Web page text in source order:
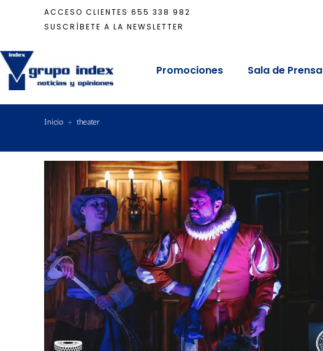
ACCESO CLIENTES 655 338 982
SUSCRÍBETE A LA NEWSLETTER
Promociones Sala de Prensa
Inicio + theater